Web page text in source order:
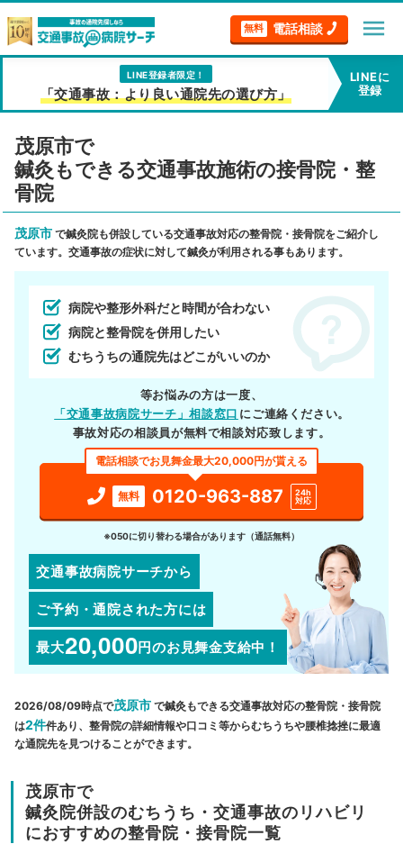
無料 電話相談 menu
LINE登録者限定！
「交通事故：より良い通院先の選び方」
LINEに
登録
茂原市で
鍼灸もできる交通事故施術の接骨院・整
骨院
茂原市 で鍼灸院も併設している交通事故対応の整骨院・接骨院をご紹介し
ています。交通事故の症状に対して鍼灸が利用される事もあります。
病院や整形外科だと時間が合わない
病院と整骨院を併用したい
むちうちの通院先はどこがいいのか
等お悩みの方は一度、
「交通事故病院サーチ」相談窓口 にご連絡ください。
事故対応の相談員が無料で相談対応致します。
電話相談でお見舞金最大20,000円が貰える
無料 0120-963-887
24h
対応
※050に切り替わる場合があります（通話無料）
交通事故病院サーチから
ご予約・通院された方には
最大20,000円のお見舞金支給中！
2026/08/09時点で茂原市 で鍼灸もできる交通事故対応の整骨院・接骨院
は2件件あり、整骨院の詳細情報や口コミ等からむちうちや腰椎捻挫に最適
な通院先を見つけることができます。
茂原市で
鍼灸院併設のむちうち・交通事故のリハビリ
におすすめの整骨院・接骨院一覧